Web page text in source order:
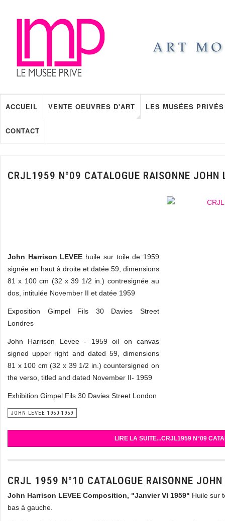
ACCUEIL VENTE OEUVRES D'ART LES MUSÉES PRIVÉS
CONTACT
CRJL1959 N°09 CATALOGUE RAISONNE JOHN
John Harrison LEVEE huile sur toile de 1959
signée en haut à droite et datée 59, dimensions
81 x 100 cm (32 x 39 1/2 in.) contresignée au
dos, intitulée November II et datée 1959
Exposition Gimpel Fils 30 Davies Street
Londres
John Harrison Levee - 1959 oil on canvas
signed upper right and dated 59, dimensions
81 x 100 cm (32 x 39 1/2 in.) countersigned on
the verso, titled and dated November II- 1959
Exhibition Gimpel Fils 30 Davies Street London
JOHN LEVEE 1950-1959
LIRE LA SUITE...CRJL1959 N°09
CRJL 1959 N°10 CATALOGUE RAISONNE JOHN
John Harrison LEVEE Composition, "Janvier VI 1959" Huile sur
bas à gauche.